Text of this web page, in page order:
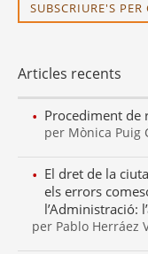
SUBSCRIURE'S PER
Articles recents
Procediment de
per Mònica Puig
El dret de la
els errors
l’Administració:
per Pablo Herráez